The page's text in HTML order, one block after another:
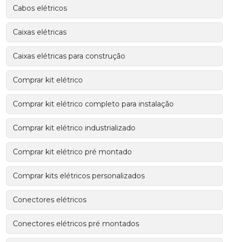
Cabos elétricos
Caixas elétricas
Caixas elétricas para construção
Comprar kit elétrico
Comprar kit elétrico completo para instalação
Comprar kit elétrico industrializado
Comprar kit elétrico pré montado
Comprar kits elétricos personalizados
Conectores elétricos
Conectores elétricos pré montados